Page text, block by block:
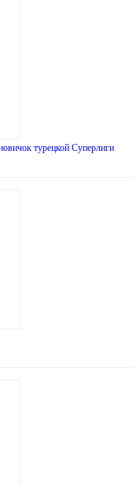
турецкой Суперлиги